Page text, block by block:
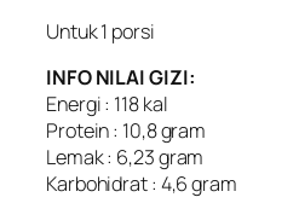
Untuk 1 porsi
INFO NILAI GIZI:
Energi : 118 kal
Protein : 10,8 gram
Lemak : 6,23 gram
Karbohidrat : 4,6 gram